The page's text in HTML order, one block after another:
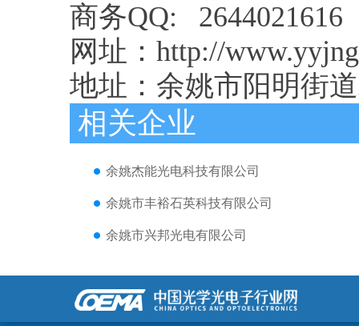
商务QQ:
网址：http://
地址：余姚市阳明街
相关企业
余姚杰能光电科技有限公司
余姚市丰裕石英科技有限公司
余姚市兴邦光电有限公司